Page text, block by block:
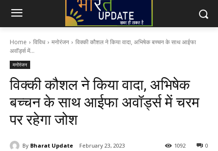
Home विविध मनोरंजन
विक्की कौशल ने किया वादा, अभिषेक बच्चन के साथ आईफा
अवॉर्ड्स में...
मनोरंजन
विक्की कौशल ने किया वादा, अभिषेक
बच्चन के साथ आईफा अवॉर्ड्स में चरम
पर रहेगा जोश
By Bharat Update February 23, 2023 0
1092